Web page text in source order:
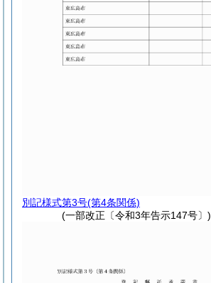
別記様式第3号(第4条関係)
(一部改正〔令和3年告示147号〕)